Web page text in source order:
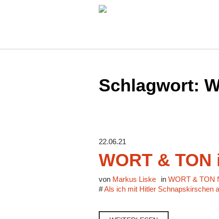
Schlagwort:
22.06.21
WORT &
von Markus Liske in WORT & TON
#Als ich mit Hitler Schnapskirschen